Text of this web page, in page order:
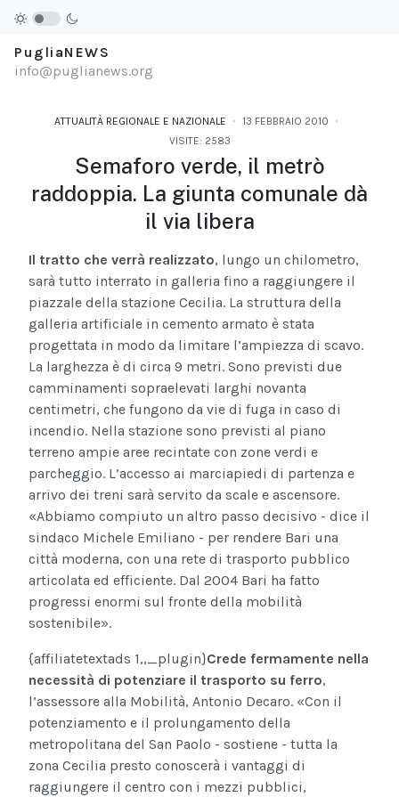
PugliaNEWS
info@puglianews.org
ATTUALITÀ REGIONALE E NAZIONALE
13 FEBBRAIO 2010
VISITE: 2583
Semaforo verde, il metrò
raddoppia. La giunta comunale dà
il via libera
Il tratto che verrà realizzato, lungo un chilometro,
sarà tutto interrato in galleria fino a raggiungere il
piazzale della stazione Cecilia. La struttura della
galleria artificiale in cemento armato è stata
progettata in modo da limitare l’ampiezza di scavo.
La larghezza è di circa 9 metri. Sono previsti due
camminamenti sopraelevati larghi novanta
centimetri, che fungono da vie di fuga in caso di
incendio. Nella stazione sono previsti al piano
terreno ampie aree recintate con zone verdi e
parcheggio. L’accesso ai marciapiedi di partenza e
arrivo dei treni sarà servito da scale e ascensore.
«Abbiamo compiuto un altro passo decisivo - dice il
sindaco Michele Emiliano - per rendere Bari una
città moderna, con una rete di trasporto pubblico
articolata ed efficiente. Dal 2004 Bari ha fatto
progressi enormi sul fronte della mobilità
sostenibile».
{affiliatetextads 1,,_plugin}Crede fermamente nella
necessità di potenziare il trasporto su ferro,
l’assessore alla Mobilità, Antonio Decaro. «Con il
potenziamento e il prolungamento della
metropolitana del San Paolo - sostiene - tutta la
zona Cecilia presto conoscerà i vantaggi di
raggiungere il centro con i mezzi pubblici,